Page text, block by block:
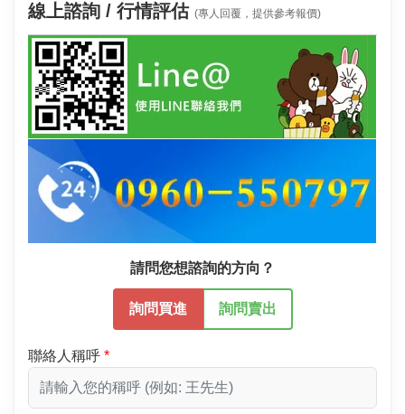
線上諮詢 / 行情評估 (專人回覆，提供參考報價)
請問您想諮詢的方向？
詢問買進 詢問賣出
聯絡人稱呼